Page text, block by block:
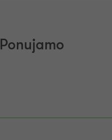
Ponujamo